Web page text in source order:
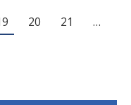
20 21
…